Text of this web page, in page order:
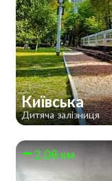
Київська
Дитяча залізниця
2.08 км